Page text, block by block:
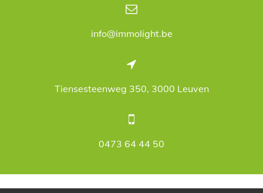
info@immolight.be
Tiensesteenweg 350, 3000 Leuven
0473 64 44 50